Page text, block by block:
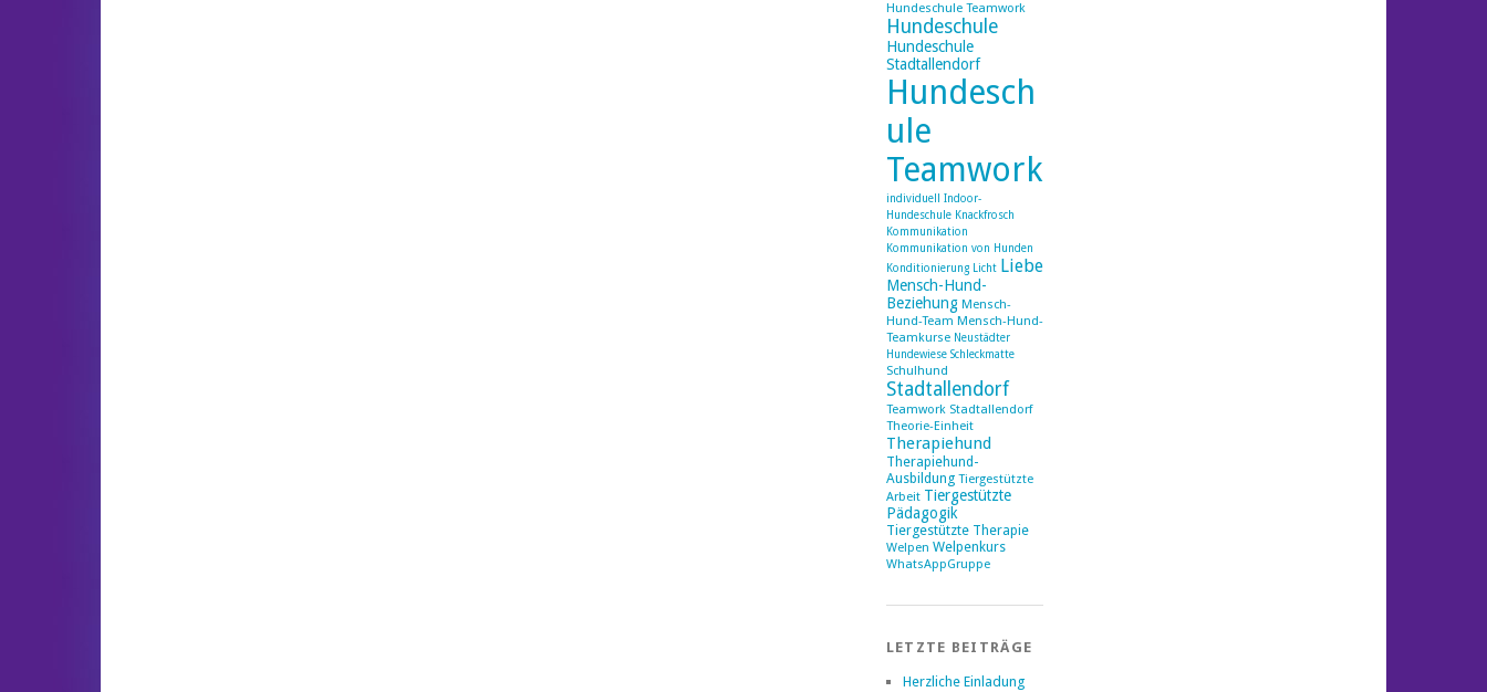
Hundeschule Teamwork
Hundeschule
Hundeschule
Stadtallendorf
Hundesch
ule
Teamwork
individuell
Indoor-
Hundeschule Knackfrosch
Kommunikation
Kommunikation von Hunden
Konditionierung
Licht Liebe
Mensch-Hund-
Beziehung Mensch-
Hund-Team Mensch-Hund-
Teamkurse Neustädter
Hundewiese Schleckmatte
Schulhund
Stadtallendorf
Teamwork Stadtallendorf
Theorie-Einheit
Therapiehund
Therapiehund-
Ausbildung Tiergestützte
Arbeit Tiergestützte
Pädagogik
Tiergestützte Therapie
Welpen Welpenkurs
WhatsAppGruppe
LETZTE BEITRÄGE
Herzliche Einladung